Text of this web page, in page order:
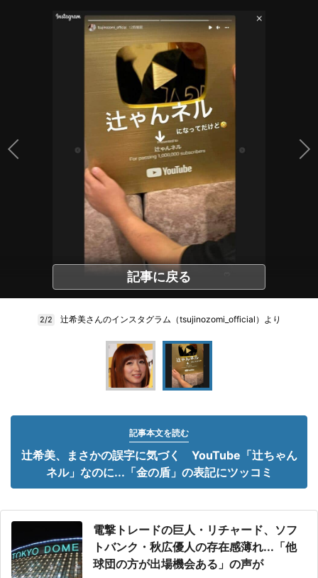
記事に戻る
2/2 辻希美さんのインスタグラム（tsujinozomi_official）より
記事本文を読む
辻希美、まさかの誤字に気づく YouTube「辻ちゃん
ネル」なのに...「金の盾」の表記にツッコミ
電撃トレードの巨人・リチャード、ソフ
トバンク・秋広優人の存在感薄れ...「他
球団の方が出場機会ある」の声が